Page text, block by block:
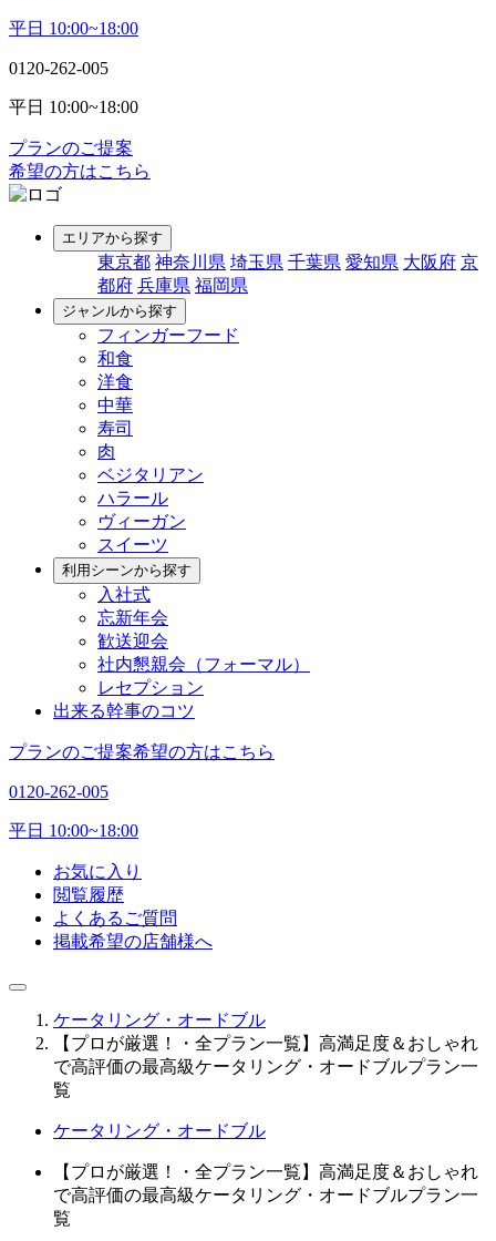
平日 10:00~18:00
0120-262-005
平日 10:00~18:00
プランのご提案
希望の方はこちら
エリアから探す
東京都 神奈川県 埼玉県 千葉県 愛知県 大阪府 京
都府 兵庫県 福岡県
ジャンルから探す
フィンガーフード
和食
洋食
中華
寿司
肉
ベジタリアン
ハラール
ヴィーガン
スイーツ
利用シーンから探す
入社式
忘新年会
歓送迎会
社内懇親会（フォーマル）
レセプション
出来る幹事のコツ
プランのご提案希望の方はこちら
0120-262-005
平日 10:00~18:00
お気に入り
閲覧履歴
よくあるご質問
掲載希望の店舗様へ
ケータリング・オードブル
【プロが厳選！・全プラン一覧】高満足度＆おしゃれ
で高評価の最高級ケータリング・オードブルプラン一
覧
ケータリング・オードブル
【プロが厳選！・全プラン一覧】高満足度＆おしゃれ
で高評価の最高級ケータリング・オードブルプラン一
覧